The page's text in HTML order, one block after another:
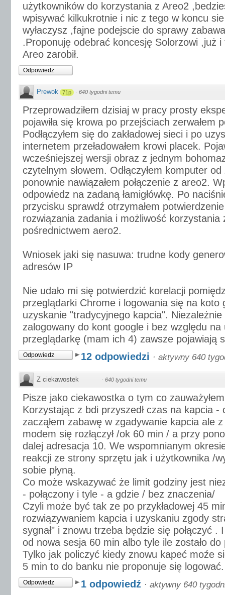
użytkowników do korzystania z Areo2
wpisywać kilkukrotnie i nic z tego w koncu
wyłaczysz ,fajne podejscie do sprawy
.Proponuję odebrać koncesję Solorzowi ,już
Areo zarobił.
Odpowiedz
Prewok 71p · 640 tygodni temu
Przeprowadziłem dzisiaj w pracy prosty
pojawiła się krowa po przejściach zerwałem
Podłączyłem się do zakładowej sieci i po
internetem przeładowałem krowi placek.
wcześniejszej wersji obraz z jednym
czytelnym słowem. Odłączyłem komputer od
ponownie nawiązałem połączenie z areo2.
odpowiedz na zadaną łamigłówkę. Po
przycisku sprawdź otrzymałem
rozwiązania zadania i możliwość korzystania
pośrednictwem aero2.
Wniosek jaki się nasuwa: trudne kody
adresów IP
Nie udało mi się potwierdzić korelacji
przeglądarki Chrome i logowania się na koto
uzyskanie "tradycyjnego kapcia". Niezależnie
zalogowany do kont google i bez względu na
przeglądarkę (mam ich 4) zawsze pojawiają
Odpowiedz 12 odpowiedzi · aktywny 640
Z ciekawostek · 640 tygodni temu
Pisze jako ciekawostka o tym co
Korzystając z bdi przyszedł czas na kapcia
zacząłem zabawę w zgadywanie kapcia ale
modem się rozłączył /ok 60 min / a przy
dalej adresacja 10. We wspomnianym
reakcji ze strony sprzętu jak i użytkownika /
sobie płyną.
Co może wskazywać że limit godziny jest
- połączony i tyle - a gdzie / bez znaczenia/
Czyli może być tak ze po przykładowej 45
rozwiązywaniem kapcia i uzyskaniu zgody
sygnał" i znowu trzeba będzie się połączyć .
od nowa sesja 60 min albo tyle ile zostało do
Tylko jak policzyć kiedy znowu kapeć moźe
5 min to do banku nie proponuje się logować.
Odpowiedz 1 odpowiedź · aktywny 640